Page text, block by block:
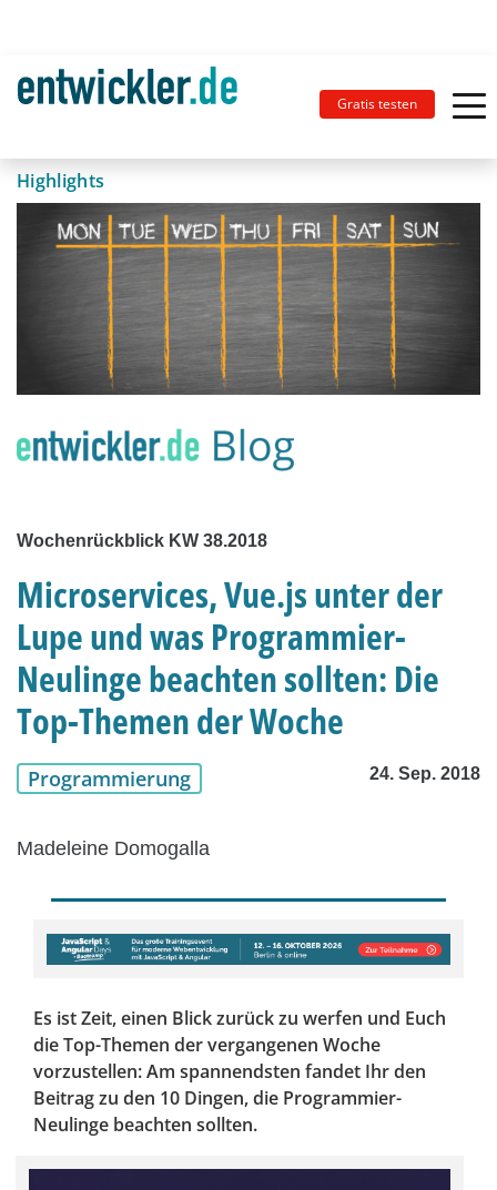
Gratis testen
Highlights
Wochenrückblick KW 38.2018
Microservices, Vue.js unter der
Lupe und was Programmier-
Neulinge beachten sollten: Die
Top-Themen der Woche
Programmierung 24. Sep. 2018
Madeleine Domogalla
Es ist Zeit, einen Blick zurück zu werfen und Euch
die Top-Themen der vergangenen Woche
vorzustellen: Am spannendsten fandet Ihr den
Beitrag zu den 10 Dingen, die Programmier-
Neulinge beachten sollten.